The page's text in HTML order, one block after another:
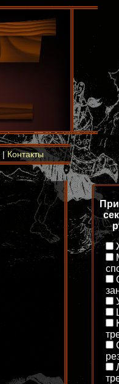
|Контакты